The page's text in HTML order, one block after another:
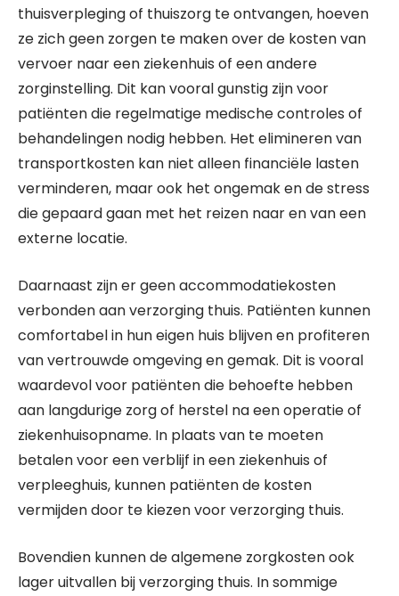
thuisverpleging of thuiszorg te ontvangen, hoeven
ze zich geen zorgen te maken over de kosten van
vervoer naar een ziekenhuis of een andere
zorginstelling. Dit kan vooral gunstig zijn voor
patiënten die regelmatige medische controles of
behandelingen nodig hebben. Het elimineren van
transportkosten kan niet alleen financiële lasten
verminderen, maar ook het ongemak en de stress
die gepaard gaan met het reizen naar en van een
externe locatie.
Daarnaast zijn er geen accommodatiekosten
verbonden aan verzorging thuis. Patiënten kunnen
comfortabel in hun eigen huis blijven en profiteren
van vertrouwde omgeving en gemak. Dit is vooral
waardevol voor patiënten die behoefte hebben
aan langdurige zorg of herstel na een operatie of
ziekenhuisopname. In plaats van te moeten
betalen voor een verblijf in een ziekenhuis of
verpleeghuis, kunnen patiënten de kosten
vermijden door te kiezen voor verzorging thuis.
Bovendien kunnen de algemene zorgkosten ook
lager uitvallen bij verzorging thuis. In sommige